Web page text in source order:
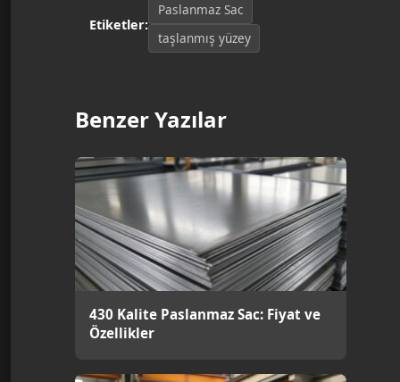
Etiketler:
Paslanmaz Sac
taşlanmış yüzey
Benzer Yazılar
430 Kalite Paslanmaz Sac: Fiyat ve
Özellikler